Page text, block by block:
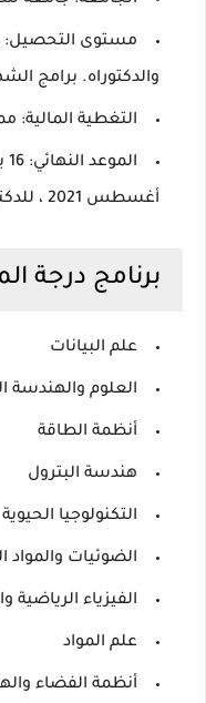
مستوى التحصيل:
والدكتوراه. برامج
التغطية المالية:
أغسطس 2021 ، للدكتوراه
برنامج درجة
علم البيانات
العلوم والهندسة
أنظمة الطاقة
هندسة البترول
التكنولوجيا الحيوية
الضوئيات والمواد
الفيزياء الرياضية
علم المواد
أنظمة الفضاء